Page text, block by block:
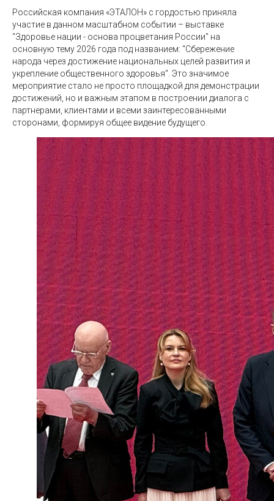
Российская компания «ЭТАЛОН» с гордостью приняла
участие в данном масштабном событии – выставке
"Здоровье нации - основа процветания России" на
основную тему 2026 года под названием: "Сбережение
народа через достижение национальных целей развития и
укрепление общественного здоровья". Это значимое
мероприятие стало не просто площадкой для демонстрации
достижений, но и важным этапом в построении диалога с
партнерами, клиентами и всеми заинтересованными
сторонами, формируя общее видение будущего.